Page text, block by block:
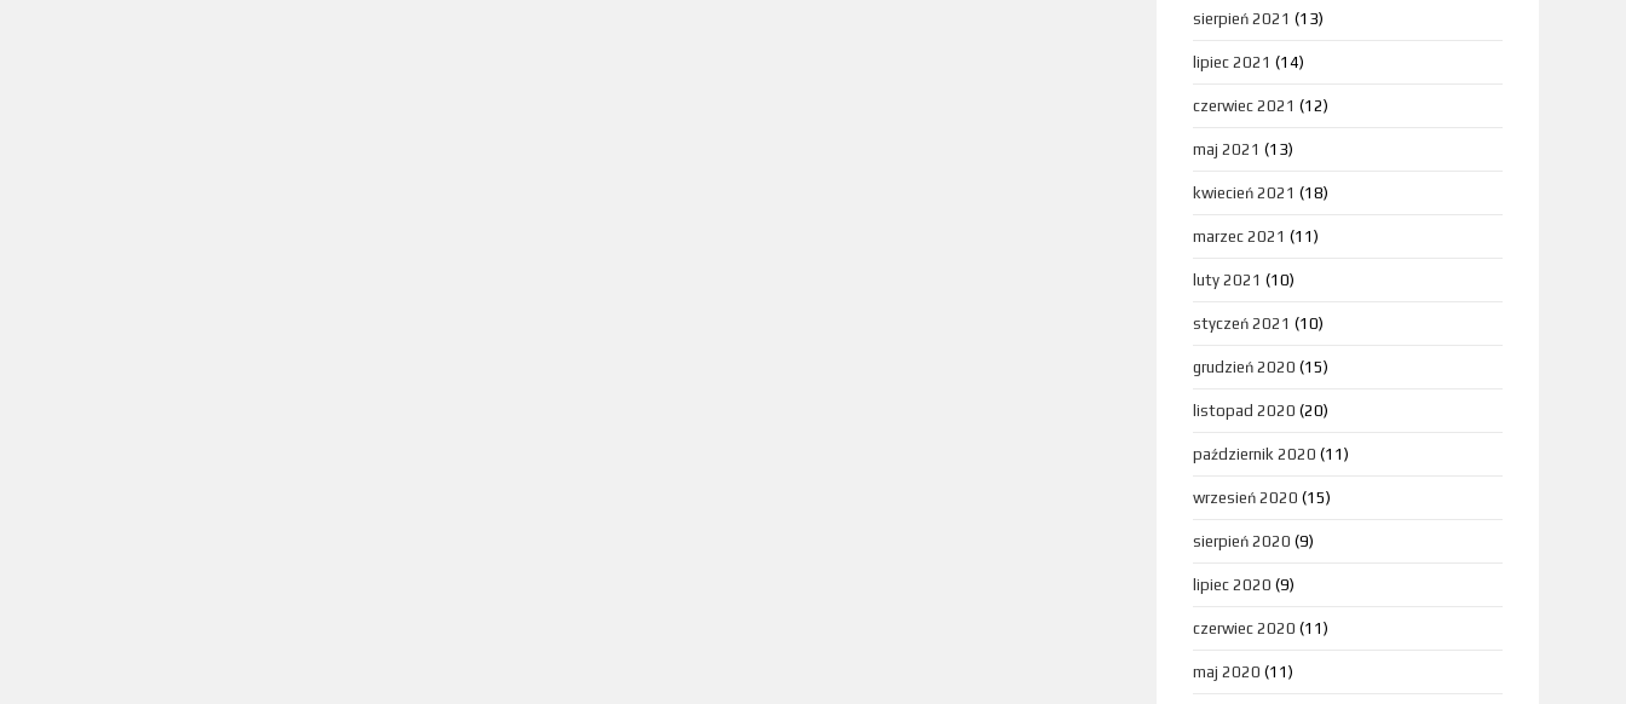
sierpień 2021 (13)
lipiec 2021 (14)
czerwiec 2021 (12)
maj 2021 (13)
kwiecień 2021 (18)
marzec 2021 (11)
luty 2021 (10)
styczeń 2021 (10)
grudzień 2020 (15)
listopad 2020 (20)
październik 2020 (11)
wrzesień 2020 (15)
sierpień 2020 (9)
lipiec 2020 (9)
czerwiec 2020 (11)
maj 2020 (11)